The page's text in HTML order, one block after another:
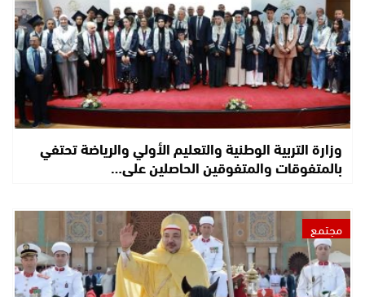
وزارة التربية الوطنية والتعليم الأولي والرياضة تحتفي
بالمتفوقات والمتفوقين الحاصلين على…
مجتمع